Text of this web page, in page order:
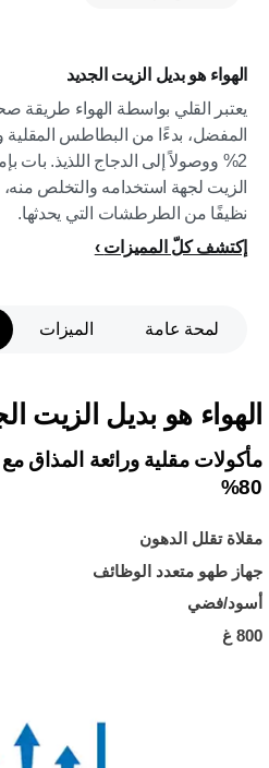
الهواء هو بديل الزيت الجديد
يعتبر القلي بواسطة الهواء طريقة
المفضل، بدءًا من البطاطس
2% ووصولاً إلى الدجاج اللذيذ. بات
الزيت لجهة استخدامه والتخلص
نظيفًا من الطرطشات التي يحدثها.
إكتشف كلّ المميزات
لمحة عامة الميزات
الهواء هو بديل الزيت
مأكولات مقلية ورائعة المذاق
80%
مقلاة تقلل الدهون
جهاز طهو متعدد الوظائف
أسود/فضي
800 غ